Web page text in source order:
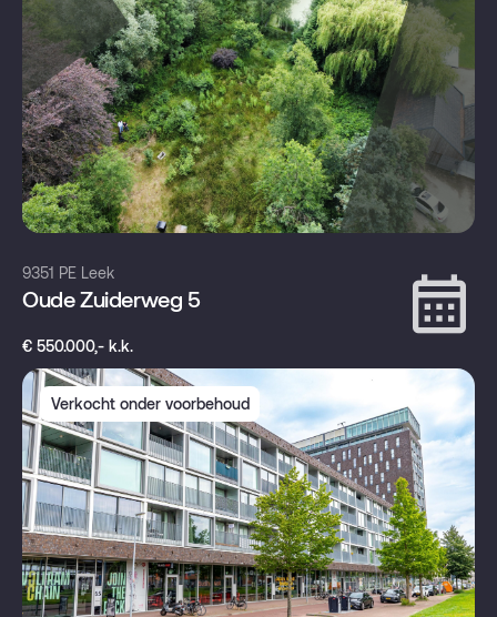
9351 PE Leek
Oude Zuiderweg 5
€ 550.000,- k.k.
Verkocht onder voorbehoud